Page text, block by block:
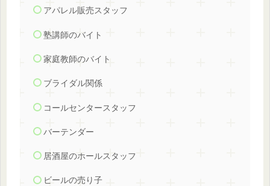
アパレル販売スタッフ
塾講師のバイト
家庭教師のバイト
ブライダル関係
コールセンタースタッフ
バーテンダー
居酒屋のホールスタッフ
ビールの売り子